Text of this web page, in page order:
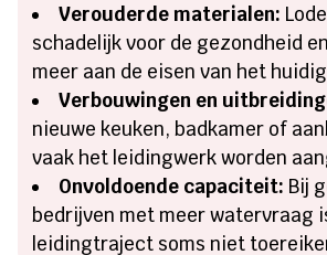
Verouderde materialen:
schadelijk voor de gezondheid
meer aan de eisen van het
Verbouwingen en
nieuwe keuken, badkamer of
vaak het leidingwerk worden
Onvoldoende capaciteit: Bij
bedrijven met meer watervraag
leidingtraject soms niet